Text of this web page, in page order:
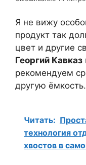
Я не вижу
продукт так
цвет и другие
Георгий Кавказ
рекомендуем
другую ёмкость.
Читать:
технология
хвостов в